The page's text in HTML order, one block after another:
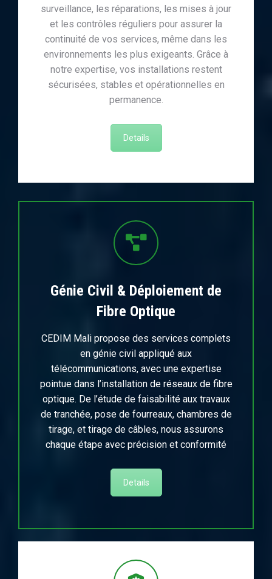
surveillance, les réparations, les mises à jour
et les contrôles réguliers pour assurer la
continuité de vos services, même dans les
environnements les plus exigeants. Grâce à
notre expertise, vos installations restent
sécurisées, stables et opérationnelles en
permanence.
Details
Génie Civil & Déploiement de
Fibre Optique
CEDIM Mali propose des services complets
en génie civil appliqué aux
télécommunications, avec une expertise
pointue dans l’installation de réseaux de fibre
optique. De l’étude de faisabilité aux travaux
de tranchée, pose de fourreaux, chambres de
tirage, et tirage de câbles, nous assurons
chaque étape avec précision et conformité
Details